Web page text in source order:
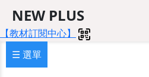
NEW PLUS
【教材訂閱中心】
☰ 選單